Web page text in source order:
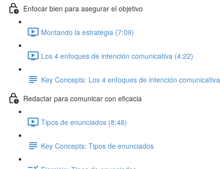
Enfocar bien para asegurar el objetivo
Montando la estrategia (7:09)
Los 4 enfoques de intención comunicativa (4:22)
Key Concepts: Los 4 enfoques de intención comunicativa
Redactar para comunicar con eficacia
Tipos de enunciados (8:48)
Key Concepts: Tipos de enunciados